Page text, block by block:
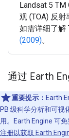
Landsat 5
观 (TOA) 反射
如需详细了解
(2009)。
通过 Earth
重要提示： Earth
PB 级科学分析和可视
用。Earth Engine 可
注册以获取 Earth